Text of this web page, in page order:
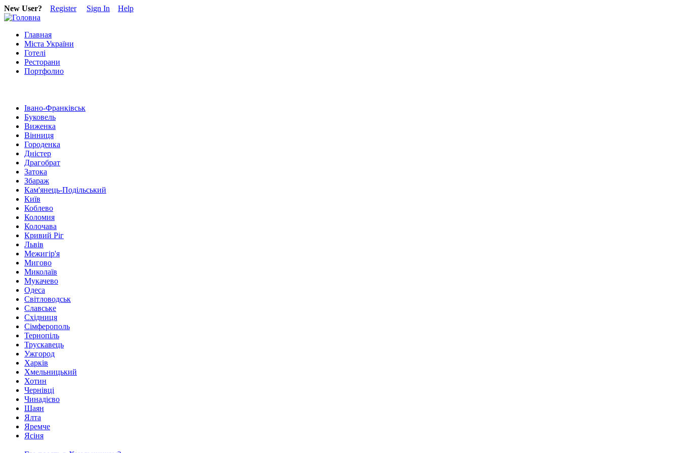
New User? Register Sign In Help
Главная
Міста України
Готелі
Ресторани
Портфолио
Івано-Франківськ
Буковель
Виженка
Вінниця
Городенка
Дністер
Драгобрат
Затока
Збараж
Кам'янець-Подільський
Київ
Коблево
Коломия
Колочава
Кривий Ріг
Львів
Межигір'я
Мигово
Миколаїв
Мукачево
Одеса
Світловодськ
Славське
Східниця
Сімферополь
Тернопіль
Трускавець
Ужгород
Харків
Хмельницький
Хотин
Чернівці
Чинадієво
Шаян
Ялта
Яремче
Ясіня